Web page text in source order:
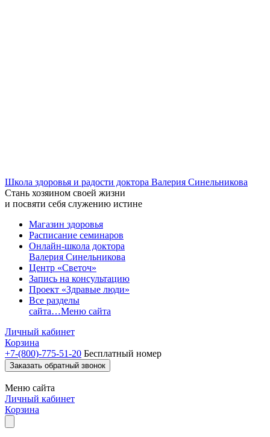
Школа здоровья и радости доктора Валерия Синельникова
Стань хозяином своей жизни
и посвяти себя служению истине
Магазин здоровья
Расписание семинаров
Онлайн-школа доктора
Валерия Синельникова
Центр «Светоч»
Запись на консультацию
Проект «Здравые люди»
Все разделы
сайта…Меню сайта
Личный кабинет
Корзина
+7-(800)-775-51-20 Бесплатный номер
Заказать обратный звонок
Меню сайта
Личный кабинет
Корзина